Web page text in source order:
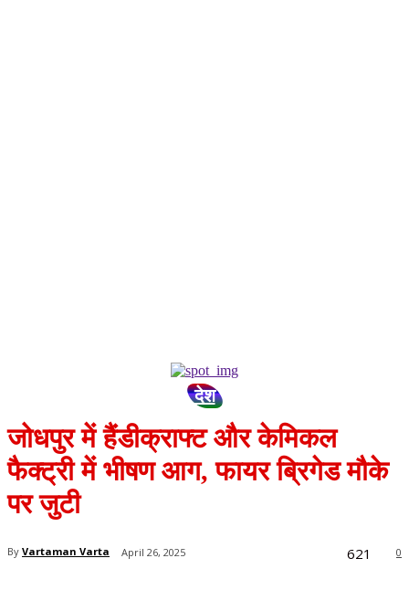
देश
जोधपुर में हैंडीक्राफ्ट और केमिकल
फैक्ट्री में भीषण आग, फायर ब्रिगेड मौके
पर जुटी
By Vartaman Varta April 26, 2025 0
621